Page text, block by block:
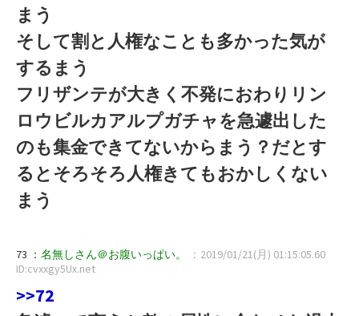
まう
そして割と人権なことも多かった気が
するまう
フリザンテが大きく不発におわりリン
ロウビルカアルプガチャを急遽出した
のも集金できてないからまう？だとす
るとそろそろ人権きてもおかしくない
まう
73 ： 名無しさん＠お腹いっぱい。
：2019/01/21(月) 01:15:05.60
ID:cvxxgy5Ux.net
>>72